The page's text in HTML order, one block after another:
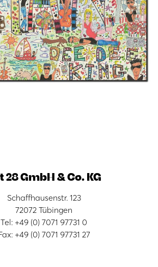
28 GmbH & Co. KG
Schaffhausenstr. 123
72072 Tübingen
Tel: +49 (0) 7071 97731 0
+49 (0) 7071 97731 27